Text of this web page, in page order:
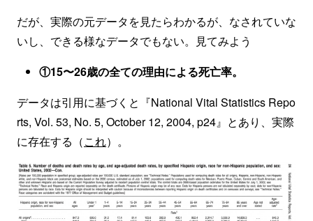
だが、実際の元データを見たらわかるが、なされていな
いし、できる様なデータでもない。見てみよう
①15〜26歳の全ての理由による死亡率。
データは引用に基づくと『National Vital Statistics Repo
rts, Vol. 53, No. 5, October 12, 2004, p24』とあり、実際
に存在する（これ）。